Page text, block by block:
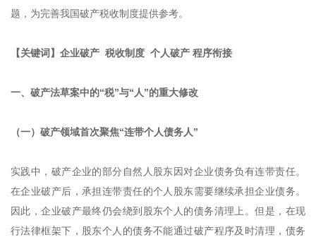
题，为完善我国破产税收制度提供参考。
【关键词】企业破产 税收制度 个人破产 程序衔接
一、破产法草案中的“税”与“人”的重大修改
（一）破产领域首次聚焦“连带个人债务人”
实践中，破产企业的部分自然人股东因对企业债务负有连带责任。
在企业破产后，承担连带责任的个人股东需要继续承担企业债务。
因此，企业破产最终仍会绕到股东个人的债务清理上。但是，在现
行法律框架下，股东个人的债务不能通过破产程序及时清理，债务